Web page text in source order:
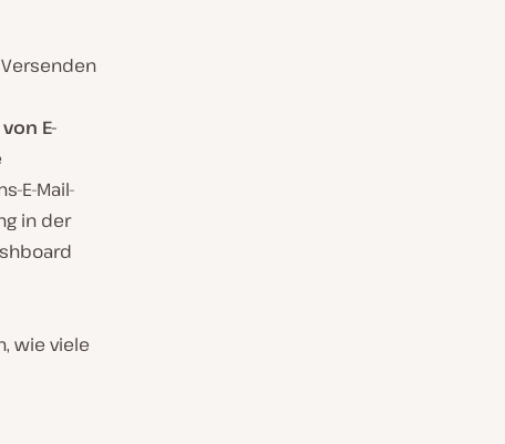
E-
E-Mail-
in der
wie viele